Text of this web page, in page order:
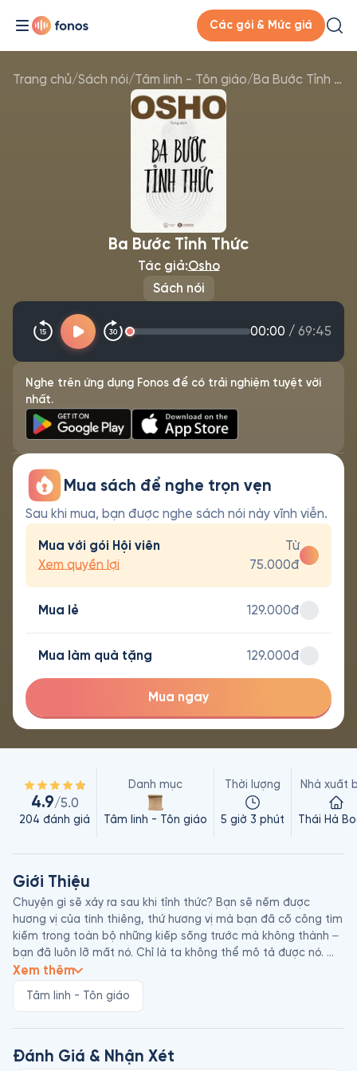
Các gói & Mức giá
Trang chủ/Sách nói/Tâm linh - Tôn giáo/ Ba Bước Tỉnh Thức
Sách nói
Ba Bước Tỉnh Thức
Tác giả:Osho
00:00 / 69:45
Nghe trên ứng dụng Fonos để có trải nghiệm tuyệt vời
nhất.
Mua sách để nghe trọn vẹn
Sau khi mua, bạn được nghe sách nói này vĩnh viễn.
Mua với gói Hội viên
Xem quyền lợi
Từ
75.000đ
Mua lẻ 129.000đ
Mua làm quà tặng 129.000đ
Mua ngay
4.9/5.0
204 đánh giá
Danh mục
Tâm linh - Tôn giáo
Thời lượng
5 giờ 3 phút
Nhà xuất
Thái Hà
Giới Thiệu
Chuyện gì sẽ xảy ra sau khi tỉnh thức? Bạn sẽ nếm được
hương vị của tính thiêng, thứ hương vị mà bạn đã cố công tìm
kiếm trong toàn bộ những kiếp sống trước mà không thành ‒
bạn đã luôn lỡ mất nó. Chỉ là ta không thể mô tả được nó.
Nếu bạn đã chán ngán cách sống của mình bấy lâu nay, vậy
xíu hứng thú với điều đó, vậy thì hãy cứ quay lại ngủ tiếp.
ngủ không thể kéo dài miên viễn, và giấc ngủ không thể là sự
Xem thêm
Tâm linh - Tôn giáo
Đánh Giá & Nhận Xét